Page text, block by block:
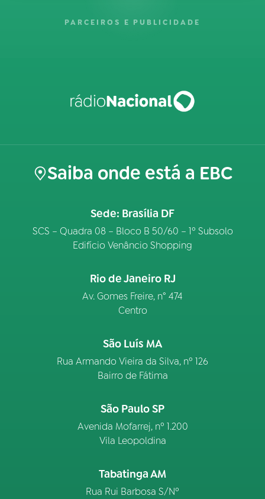
PARCEIROS E PUBLICIDADE
Saiba onde está a EBC
Sede: Brasília DF
SCS – Quadra 08 – Bloco B 50/60 – 1º Subsolo
Edifício Venâncio Shopping
Rio de Janeiro RJ
Av. Gomes Freire, n° 474
Centro
São Luís MA
Rua Armando Vieira da Silva, nº 126
Bairro de Fátima
São Paulo SP
Avenida Mofarrej, nº 1.200
Vila Leopoldina
Tabatinga AM
Rua Rui Barbosa S/Nº